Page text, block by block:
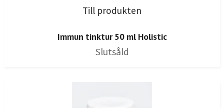
Till produkten
Immun tinktur 50 ml Holistic
Slutsåld